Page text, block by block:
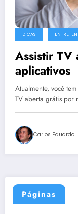
DICAS
Assistir TV
aplicativos
Atualmente, você
TV aberta grátis por
Carlos Eduardo
Páginas